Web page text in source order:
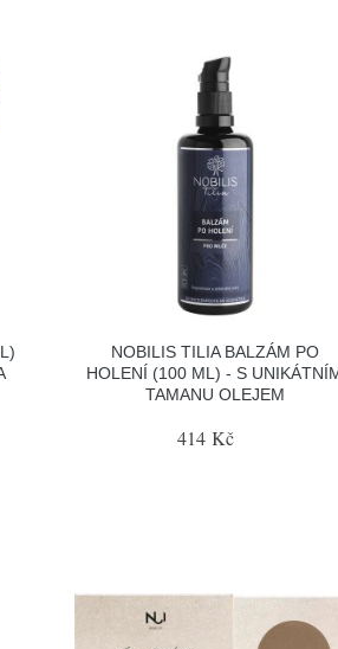
NOBILIS TILIA BALZÁM PO
HOLENÍ (100 ML) - S
TAMANU OLEJEM
414 Kč